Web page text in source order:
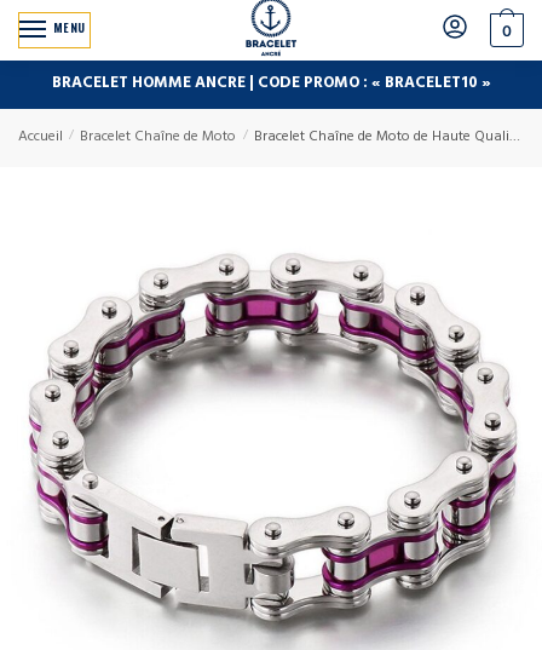
MENU 0
BRACELET HOMME ANCRE | CODE PROMO : « BRACELET10 »
Accueil / Bracelet Chaîne de Moto / Bracelet Chaîne de Moto de Haute Qualité en Acier Inoxydable Mohammad